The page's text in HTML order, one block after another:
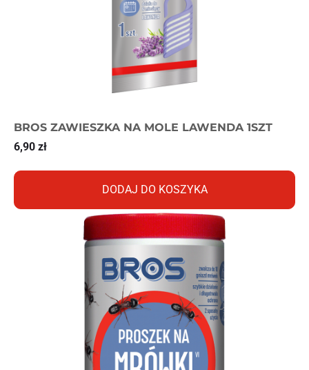
BROS ZAWIESZKA NA MOLE LAWENDA 1SZT
6,90 zł
DODAJ DO KOSZYKA